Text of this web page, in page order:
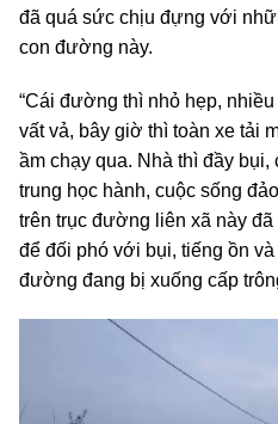
đã quá sức chịu đựng với
con đường này.
“Cái đường thì nhỏ hẹp,
vất vả, bây giờ thì toàn xe tải
ầm chạy qua. Nhà thì đầy bụi,
trung học hành, cuộc sống
trên trục đường liên xã này
để đối phó với bụi, tiếng ồn
đường đang bị xuống cấp